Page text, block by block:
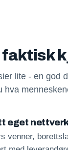
faktisk
lite - en god
hva
eget
venner,